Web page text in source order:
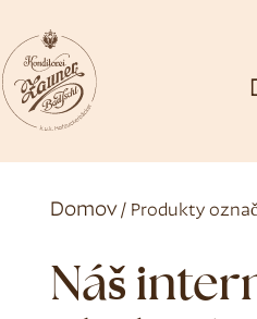
Domov/ Produkty
Náš